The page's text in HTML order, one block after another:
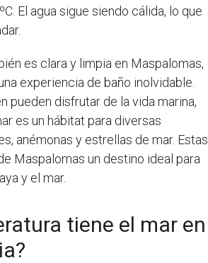
El agua sigue siendo cálida, lo que
es clara y limpia en Maspalomas,
experiencia de baño inolvidable.
pueden disfrutar de la vida marina,
es un hábitat para diversas
anémonas y estrellas de mar. Estas
Maspalomas un destino ideal para
y el mar.
tiene el mar en